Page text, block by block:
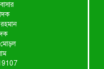
মোড়ল